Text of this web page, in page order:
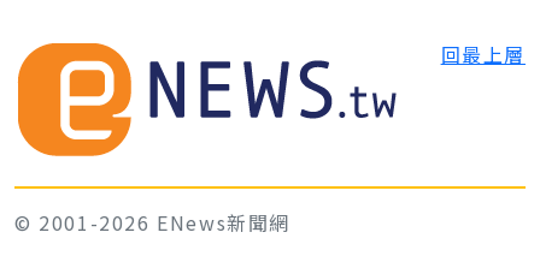
回最上層
© 2001-2026 ENews新聞網